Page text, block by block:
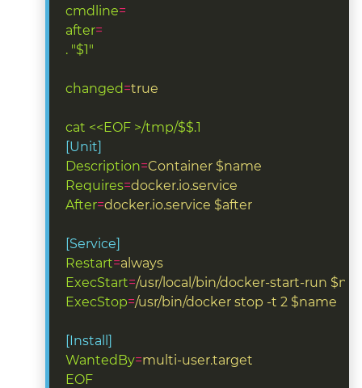
cmdline=
after=
. "$1"
changed =true
cat <<EOF >/tmp/$$.1
[Unit]
Description=Container $name
Requires=docker.io.service
After=docker.io.service $after
[Service]
Restart=always
ExecStart=/usr/local/bin/docker-start-run
ExecStop=/usr/bin/docker stop -t 2 $name
[Install]
WantedBy=multi-user.target
EOF